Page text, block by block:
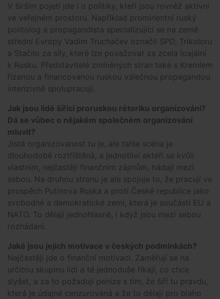
V širším pojetí jde i o politiky, kteří jsou rovněž aktivní
ve veřejném prostoru. Například prominentní ruský
politolog a propagandista specializující se na země
střední Evropy Vadim Truchačev označil SPD, Trikoloru
a Stačilo za síly, které lze považovat za zcela loajální
k Rusku. Představitelé zmíněných stran také s Kremlem
řízenou a financovanou ruskou válečnou propagandou
intenzivně spolupracují.
Jak jsou lidé šířící proruskou rétoriku organizováni?
Dá se vůbec o nějakém společném organizování
mluvit?
Jistá organizovanost tu je, ale tahle scéna je
dlouhodobě roztříštěná, a jednotliví aktéři se kvůli
vlastním, nejčastěji finančním zájmům, hádají mezi
sebou. Na druhou stranu je ale spojuje to, že pracují ve
prospěch Putinova Ruska a proti České republice jako
svobodné a demokratické zemi, která je součástí EU a
NATO. To dělají jednohlasně, i když jsou mezi sebou
rozhádaní.
Jaké jsou jejich motivace v českých podmínkách?
Nejčastěji jde o finanční motivaci. Zaměřují se na
určitou skupinu lidí a té jednoduše říkají, co chce
slyšet, a za to požadují peníze s tím, že šíří tu pravdu,
která je údajně cenzurovaná a že to dělají pro blaho